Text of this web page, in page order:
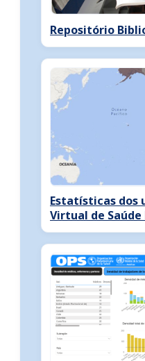
Repositório
Estatísticas dos
Virtual de Saúde